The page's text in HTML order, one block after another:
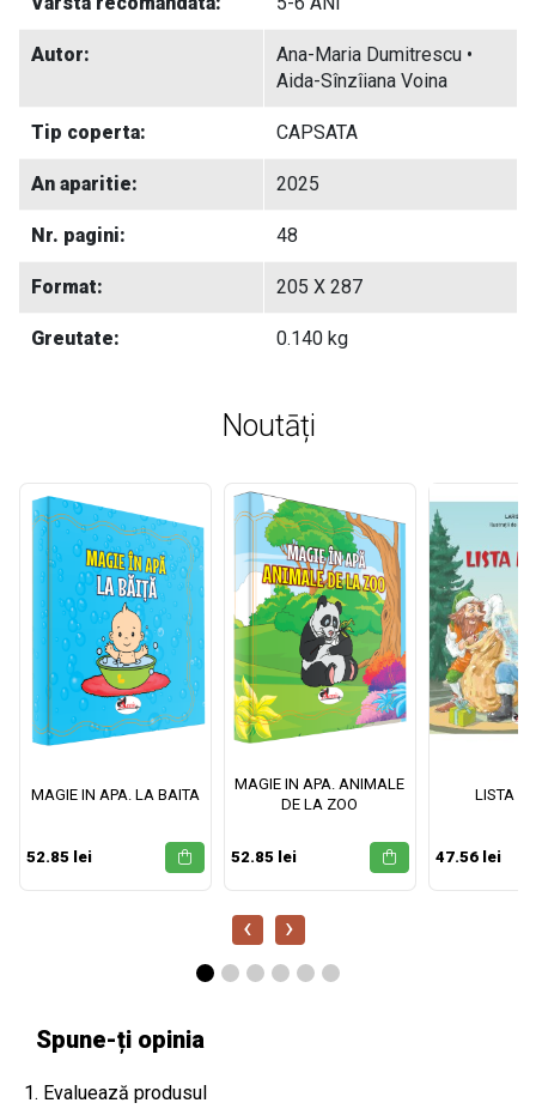
Autor:
Ana-Maria Dumitrescu •
Aida-Sînzîiana Voina
Tip coperta: CAPSATA
An aparitie: 2025
Nr. pagini: 48
Format: 205 X 287
Greutate: 0.140 kg
Noutāți
MAGIE IN APA. LA BAITA
52.85 lei
MAGIE IN APA. ANIMALE
DE LA ZOO
52.85 lei
LISTA
47.56 lei
‹ ›
Spune-ți opinia
1. Evaluează produsul